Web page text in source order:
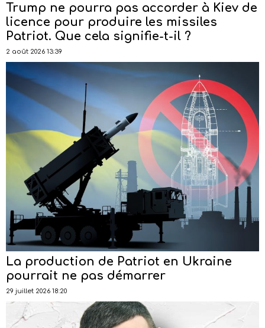
Trump ne pourra pas accorder à Kiev de
licence pour produire les missiles
Patriot. Que cela signifie-t-il ?
2 août 2026 13:39
La production de Patriot en Ukraine
pourrait ne pas démarrer
29 juillet 2026 18:20